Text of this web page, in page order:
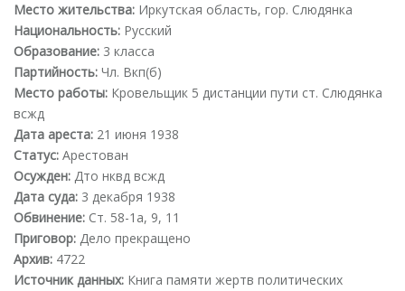
Место жительства: Иркутская область, гор. Слюдянка
Национальность: Русский
Образование: 3 класса
Партийность: Чл. Вкп(б)
Место работы: Кровельщик 5 дистанции пути ст. Слюдянка
всжд
Дата ареста: 21 июня 1938
Статус: Арестован
Осужден: Дто нквд всжд
Дата суда: 3 декабря 1938
Обвинение: Ст. 58-1а, 9, 11
Приговор: Дело прекращено
Архив: 4722
Источник данных: Книга памяти жертв политических